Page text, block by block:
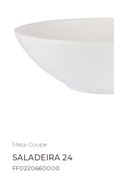
Mesa Coupe
SALADEIRA 24
FF0220660000